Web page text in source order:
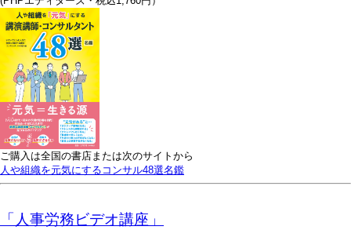
ご購入は全国の書店または次のサイトから
人や組織を元気にするコンサル48選名鑑
「人事労務ビデオ講座」